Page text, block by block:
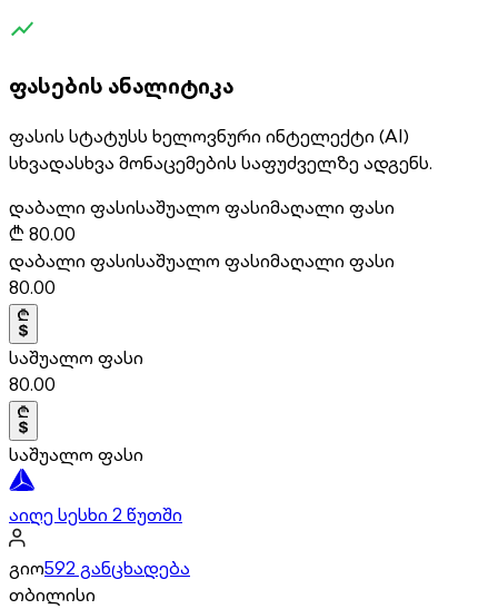
ფასების ანალიტიკა
ფასის სტატუსს ხელოვნური ინტელექტი (AI)
სხვადასხვა მონაცემების საფუძველზე ადგენს.
დაბალი ფასისაშუალო ფასიმაღალი ფასი
₾ 80.00
დაბალი ფასისაშუალო ფასიმაღალი ფასი
80.00
საშუალო ფასი
80.00
საშუალო ფასი
აიღე სესხი 2 წუთში
გიო592 განცხადება
თბილისი